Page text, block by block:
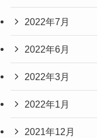
2022年7月
2022年6月
2022年3月
2022年1月
2021年12月